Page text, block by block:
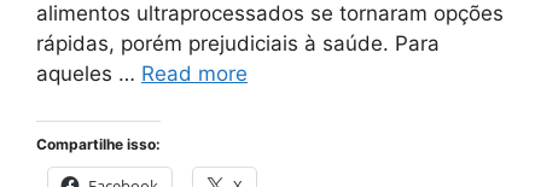
alimentos ultraprocessados se tornaram opções
rápidas, porém prejudiciais à saúde. Para
aqueles … Read more
Compartilhe isso: